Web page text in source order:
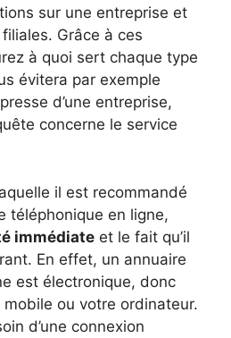
sur une entreprise et
Grâce à ces
à quoi sert chaque type
évitera par exemple
d’une entreprise,
concerne le service
il est recommandé
téléphonique en ligne,
immédiate et le fait qu’il
En effet, un annuaire
est électronique, donc
ou votre ordinateur.
d’une connexion